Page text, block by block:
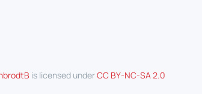
is licensed underCC BY-NC-SA 2.0